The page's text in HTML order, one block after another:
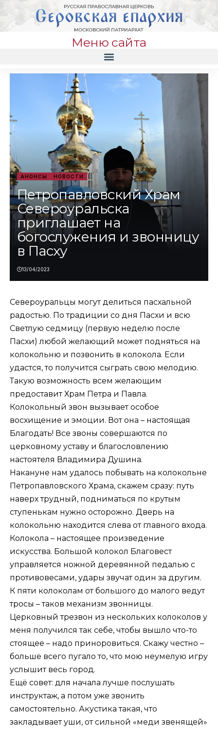
Меню сайта
АНОНСЫ НОВОСТИ
Петропавловский Храм
Североуральска
приглашает на
богослужения и звонницу
в Пасху
13/04/2023
Североуральцы могут делиться пасхальной
радостью. По традиции со дня Пасхи и всю
Светлую седмицу (первую неделю после
Пасхи) любой желающий может подняться на
колокольню и позвонить в колокола. Если
удастся, то получится сыграть свою мелодию.
Такую возможность всем желающим
предоставит Храм Петра и Павла.
Колокольный звон вызывает особое
восхищение и эмоции. Вот она – настоящая
Благодать! Все звоны совершаются по
церковному уставу и благословлению
настоятеля Владимира Душина.
Накануне нам удалось побывать на колокольне
Петропавловского Храма, скажем сразу: путь
наверх трудный, подниматься по крутым
ступенькам нужно осторожно. Дверь на
колокольню находится слева от главного входа.
Колокола – настоящее произведение
искусства. Большой колокол Благовест
управляется ножной деревянной педалью с
противовесами, удары звучат один за другим.
К пяти колоколам от большого до малого ведут
тросы – таков механизм звонницы.
Церковный трезвон из нескольких колоколов у
меня получился так себе, чтобы вышло что-то
стоящее – надо приноровиться. Скажу честно –
больше всего пугало то, что мою неумелую игру
услышит весь город.
Ещё совет: для начала лучше послушать
инструктаж, а потом уже звонить
самостоятельно. Акустика такая, что
закладывает уши, от сильной «меди звенящей»